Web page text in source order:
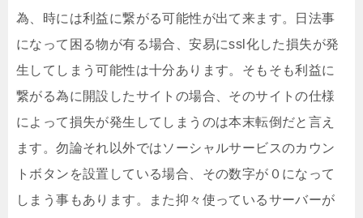
為、時には利益に繋がる可能性が出て来ます。日法事
になって困る物が有る場合、安易にssl化した損失が発
生してしまう可能性は十分あります。そもそも利益に
繋がる為に開設したサイトの場合、そのサイトの仕様
によって損失が発生してしまうのは本末転倒だと言え
ます。勿論それ以外ではソーシャルサービスのカウン
トボタンを設置している場合、その数字が０になって
しまう事もあります。また抑々使っているサーバーが